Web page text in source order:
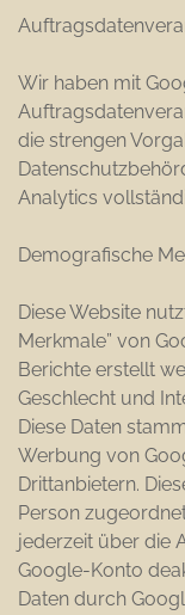
Wir haben mit
die strengen
Analytics
Demografische
Diese Website
Merkmale” von
Berichte erstellt
Geschlecht und
Diese Daten
Werbung von
Drittanbietern.
Person
jederzeit über die
Google-Konto
Daten durch